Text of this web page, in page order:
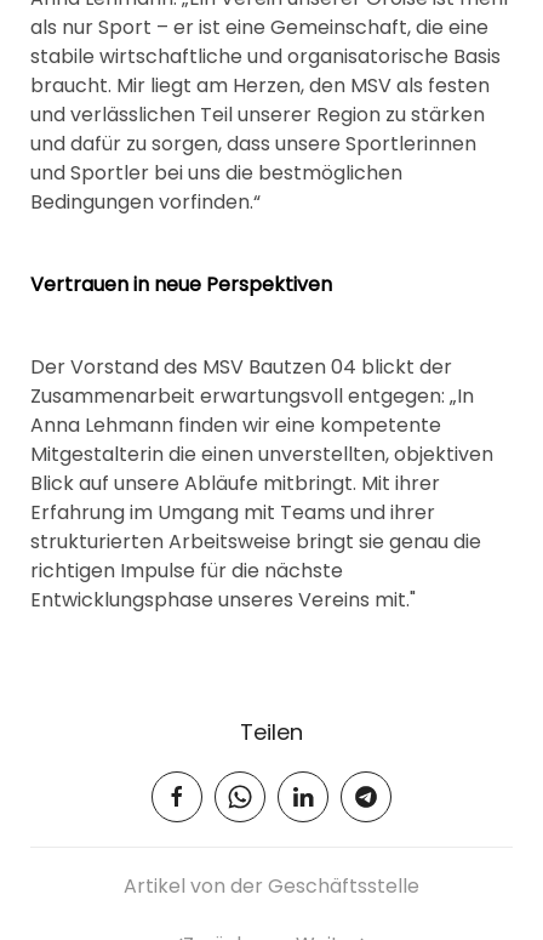
als nur Sport – er ist eine Gemeinschaft, die eine
stabile wirtschaftliche und organisatorische Basis
braucht. Mir liegt am Herzen, den MSV als festen
und verlässlichen Teil unserer Region zu stärken
und dafür zu sorgen, dass unsere Sportlerinnen
und Sportler bei uns die bestmöglichen
Bedingungen vorfinden.“
Vertrauen in neue Perspektiven
Der Vorstand des MSV Bautzen 04 blickt der
Zusammenarbeit erwartungsvoll entgegen: „In
Anna Lehmann finden wir eine kompetente
Mitgestalterin die einen unverstellten, objektiven
Blick auf unsere Abläufe mitbringt. Mit ihrer
Erfahrung im Umgang mit Teams und ihrer
strukturierten Arbeitsweise bringt sie genau die
richtigen Impulse für die nächste
Entwicklungsphase unseres Vereins mit."
Teilen
Artikel von der Geschäftsstelle